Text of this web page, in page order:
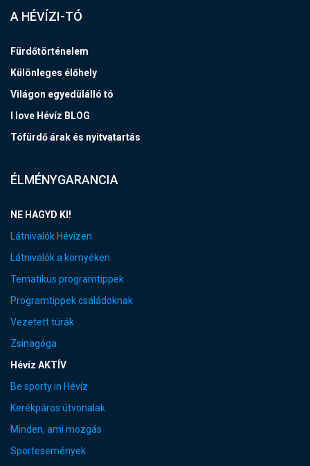
A HÉVÍZI-TÓ
Fürdőtörténelem
Különleges élőhely
Világon egyedülálló tó
I love Hévíz BLOG
Tófürdő árak és nyitvatartás
ÉLMÉNYGARANCIA
NE HAGYD KI!
Látnivalók Hévízen
Látnivalók a környéken
Tematikus programtippek
Programtippek családoknak
Vezetett túrák
Zsinagóga
Hévíz AKTÍV
Be sporty in Hévíz
Kerékpáros útvonalak
Minden, ami mozgás
Sportesemények